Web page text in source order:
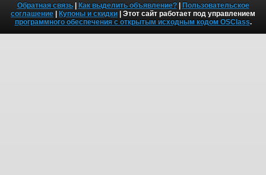
Обратная связь| Как выделить объявление?| Пользовательское
соглашение | Купоны и скидки | Этот сайт работает под управлением
программного обеспечения с открытым исходным кодом OSClass.